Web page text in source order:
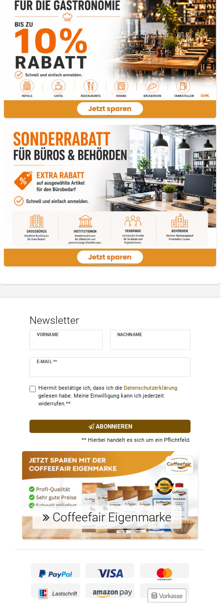
Newsletter
VORNAME NACHNAME
E-MAIL **
Newsletter
Hiermit bestätige ich, dass ich die Daten­schutz­erklärung
gelesen habe. Meine Einwilligung kann ich jederzeit
widerrufen.**
ABONNIEREN
** Hierbei handelt es sich um ein Pflichtfeld.
Coffeefair Eigenmarke